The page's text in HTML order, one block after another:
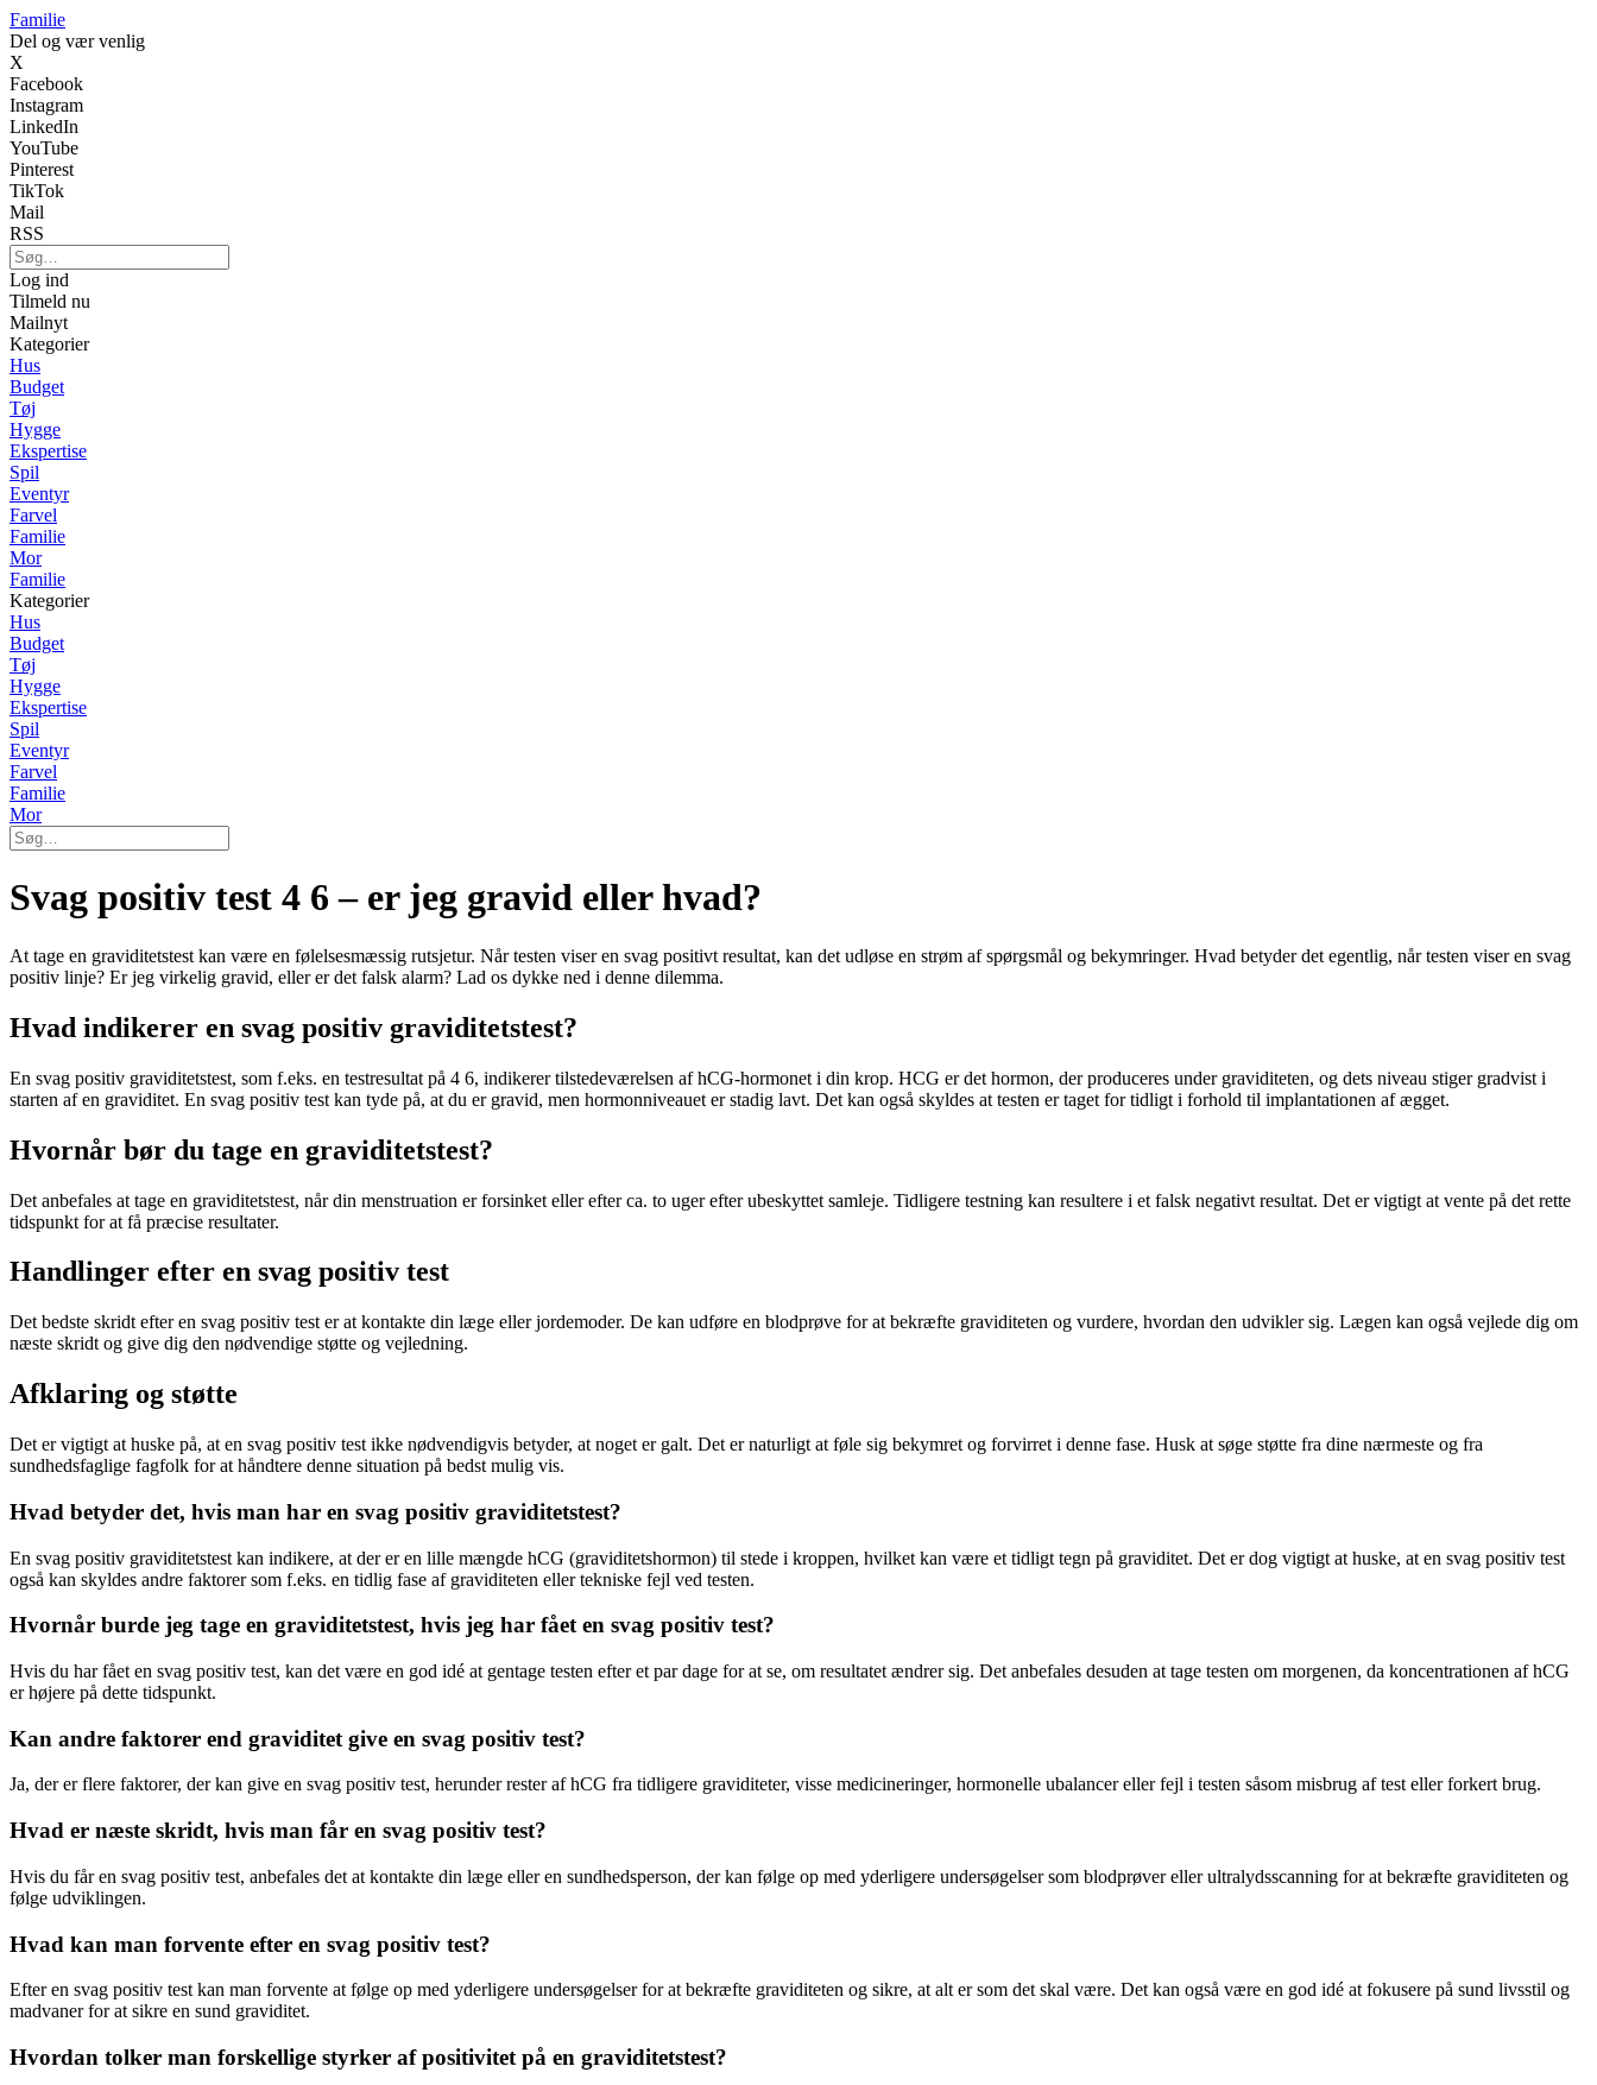
Familie
Del og vær venlig
X
Facebook
Instagram
LinkedIn
YouTube
Pinterest
TikTok
Mail
RSS
Log ind
Tilmeld nu
Mailnyt
Kategorier
Hus
Budget
Tøj
Hygge
Ekspertise
Spil
Eventyr
Farvel
Familie
Mor
Familie
Kategorier
Hus
Budget
Tøj
Hygge
Ekspertise
Spil
Eventyr
Farvel
Familie
Mor
Svag positiv test 4 6 – er jeg gravid eller hvad?
At tage en graviditetstest kan være en følelsesmæssig rutsjetur. Når testen viser en svag positivt resultat, kan det udløse en strøm af spørgsmål og bekymringer. Hvad betyder det egentlig, når testen viser en svag
positiv linje? Er jeg virkelig gravid, eller er det falsk alarm? Lad os dykke ned i denne dilemma.
Hvad indikerer en svag positiv graviditetstest?
En svag positiv graviditetstest, som f.eks. en testresultat på 4 6, indikerer tilstedeværelsen af hCG-hormonet i din krop. HCG er det hormon, der produceres under graviditeten, og dets niveau stiger gradvist i
starten af en graviditet. En svag positiv test kan tyde på, at du er gravid, men hormonniveauet er stadig lavt. Det kan også skyldes at testen er taget for tidligt i forhold til implantationen af ægget.
Hvornår bør du tage en graviditetstest?
Det anbefales at tage en graviditetstest, når din menstruation er forsinket eller efter ca. to uger efter ubeskyttet samleje. Tidligere testning kan resultere i et falsk negativt resultat. Det er vigtigt at vente på det rette
tidspunkt for at få præcise resultater.
Handlinger efter en svag positiv test
Det bedste skridt efter en svag positiv test er at kontakte din læge eller jordemoder. De kan udføre en blodprøve for at bekræfte graviditeten og vurdere, hvordan den udvikler sig. Lægen kan også vejlede dig om
næste skridt og give dig den nødvendige støtte og vejledning.
Afklaring og støtte
Det er vigtigt at huske på, at en svag positiv test ikke nødvendigvis betyder, at noget er galt. Det er naturligt at føle sig bekymret og forvirret i denne fase. Husk at søge støtte fra dine nærmeste og fra
sundhedsfaglige fagfolk for at håndtere denne situation på bedst mulig vis.
Hvad betyder det, hvis man har en svag positiv graviditetstest?
En svag positiv graviditetstest kan indikere, at der er en lille mængde hCG (graviditetshormon) til stede i kroppen, hvilket kan være et tidligt tegn på graviditet. Det er dog vigtigt at huske, at en svag positiv test
også kan skyldes andre faktorer som f.eks. en tidlig fase af graviditeten eller tekniske fejl ved testen.
Hvornår burde jeg tage en graviditetstest, hvis jeg har fået en svag positiv test?
Hvis du har fået en svag positiv test, kan det være en god idé at gentage testen efter et par dage for at se, om resultatet ændrer sig. Det anbefales desuden at tage testen om morgenen, da koncentrationen af hCG
er højere på dette tidspunkt.
Kan andre faktorer end graviditet give en svag positiv test?
Ja, der er flere faktorer, der kan give en svag positiv test, herunder rester af hCG fra tidligere graviditeter, visse medicineringer, hormonelle ubalancer eller fejl i testen såsom misbrug af test eller forkert brug.
Hvad er næste skridt, hvis man får en svag positiv test?
Hvis du får en svag positiv test, anbefales det at kontakte din læge eller en sundhedsperson, der kan følge op med yderligere undersøgelser som blodprøver eller ultralydsscanning for at bekræfte graviditeten og
følge udviklingen.
Hvad kan man forvente efter en svag positiv test?
Efter en svag positiv test kan man forvente at følge op med yderligere undersøgelser for at bekræfte graviditeten og sikre, at alt er som det skal være. Det kan også være en god idé at fokusere på sund livsstil og
madvaner for at sikre en sund graviditet.
Hvordan tolker man forskellige styrker af positivitet på en graviditetstest?